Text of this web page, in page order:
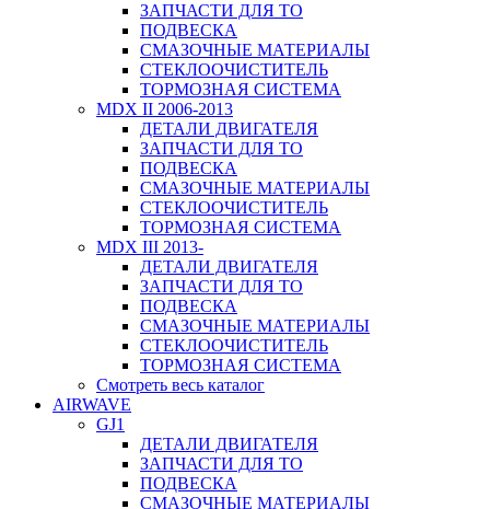
ЗАПЧАСТИ ДЛЯ ТО
ПОДВЕСКА
СМАЗОЧНЫЕ МАТЕРИАЛЫ
СТЕКЛООЧИСТИТЕЛЬ
ТОРМОЗНАЯ СИСТЕМА
MDX II 2006-2013
ДЕТАЛИ ДВИГАТЕЛЯ
ЗАПЧАСТИ ДЛЯ ТО
ПОДВЕСКА
СМАЗОЧНЫЕ МАТЕРИАЛЫ
СТЕКЛООЧИСТИТЕЛЬ
ТОРМОЗНАЯ СИСТЕМА
MDX III 2013-
ДЕТАЛИ ДВИГАТЕЛЯ
ЗАПЧАСТИ ДЛЯ ТО
ПОДВЕСКА
СМАЗОЧНЫЕ МАТЕРИАЛЫ
СТЕКЛООЧИСТИТЕЛЬ
ТОРМОЗНАЯ СИСТЕМА
Смотреть весь каталог
AIRWAVE
GJ1
ДЕТАЛИ ДВИГАТЕЛЯ
ЗАПЧАСТИ ДЛЯ ТО
ПОДВЕСКА
СМАЗОЧНЫЕ МАТЕРИАЛЫ